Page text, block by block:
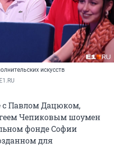
искусств
с Павлом Дацюком,
Чепиковым шоумен
фонде Софии
для